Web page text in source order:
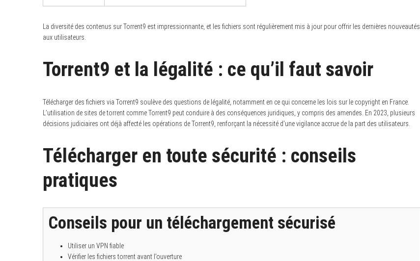
La diversité des contenus sur Torrent9 est impressionnante, et les fichiers sont régulièrement mis à jour pour offrir les dernières nouveautés
aux utilisateurs.
Torrent9 et la légalité : ce qu’il faut savoir
Télécharger des fichiers via Torrent9 soulève des questions de légalité, notamment en ce qui concerne les lois sur le copyright en France.
L’utilisation de sites de torrent comme Torrent9 peut conduire à des conséquences juridiques, y compris des amendes. En 2023, plusieurs
décisions judiciaires ont déjà affecté les opérations de Torrent9, renforçant la nécessité d’une vigilance accrue de la part des utilisateurs.
Télécharger en toute sécurité : conseils
pratiques
Conseils pour un téléchargement sécurisé
Utiliser un VPN fiable
Vérifier les fichiers torrent avant l’ouverture